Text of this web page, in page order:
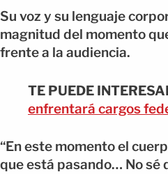
Su voz y su lenguaje
magnitud del momento
frente a la audiencia.
TE PUEDE
enfrentará cargos
“En este momento el
que está pasando… No sé